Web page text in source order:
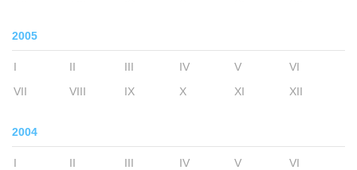
2005
I II III IV V
VI
VII
VIII IX X XI XII
2004
I II III IV V
VI